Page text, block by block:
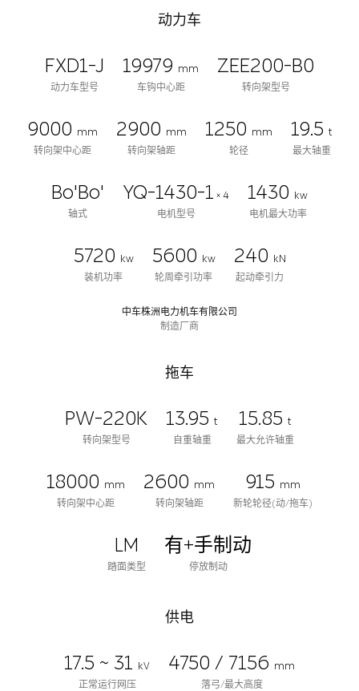
动力车
FXD1-J
动力车型号
19979 mm
车钩中心距
ZEE200-B0
转向架型号
9000 mm
转向架中心距
2900 mm
转向架轴距
1250 mm
轮径
19.5 t
最大轴重
Bo'Bo'
轴式
YQ-1430-1 × 4
电机型号
1430 kw
电机最大功率
5720 kw
装机功率
5600 kw
轮周牵引功率
240 kN
起动牵引力
中车株洲电力机车有限公司
制造厂商
拖车
PW-220K
转向架型号
13.95 t
自重轴重
15.85 t
最大允许轴重
18000 mm
转向架中心距
2600 mm
转向架轴距
915 mm
新轮轮径(动/拖车)
LM
踏面类型
有+手制动
停放制动
供电
17.5 ~ 31 kV
正常运行网压
4750 / 7156 mm
落弓/最大高度